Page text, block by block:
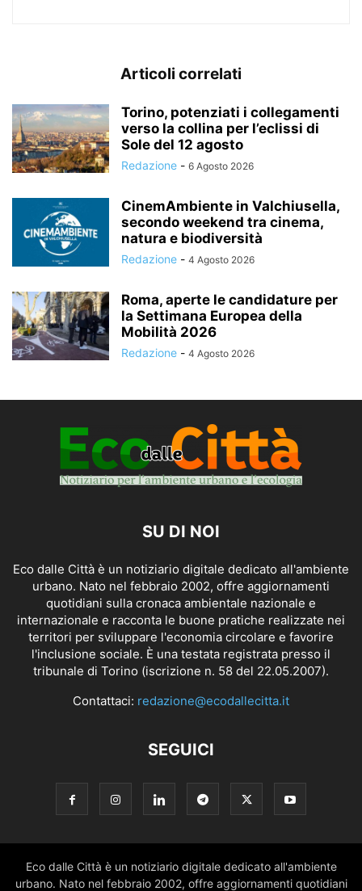
Articoli correlati
Torino, potenziati i collegamenti
verso la collina per l’eclissi di
Sole del 12 agosto
Redazione - 6 Agosto 2026
CinemAmbiente in Valchiusella,
secondo weekend tra cinema,
natura e biodiversità
Redazione - 4 Agosto 2026
Roma, aperte le candidature per
la Settimana Europea della
Mobilità 2026
Redazione - 4 Agosto 2026
SU DI NOI
Eco dalle Città è un notiziario digitale dedicato all'ambiente
urbano. Nato nel febbraio 2002, offre aggiornamenti
quotidiani sulla cronaca ambientale nazionale e
internazionale e racconta le buone pratiche realizzate nei
territori per sviluppare l'economia circolare e favorire
l'inclusione sociale. È una testata registrata presso il
tribunale di Torino (iscrizione n. 58 del 22.05.2007).
Contattaci: redazione@ecodallecitta.it
SEGUICI
Eco dalle Città è un notiziario digitale dedicato all'ambiente
urbano. Nato nel febbraio 2002, offre aggiornamenti quotidiani